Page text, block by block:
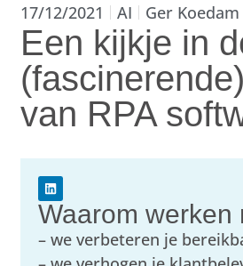
17/12/2021 AI Ger Koedam
Een kijkje in
van RPA
Waarom werken
– we verbeteren je